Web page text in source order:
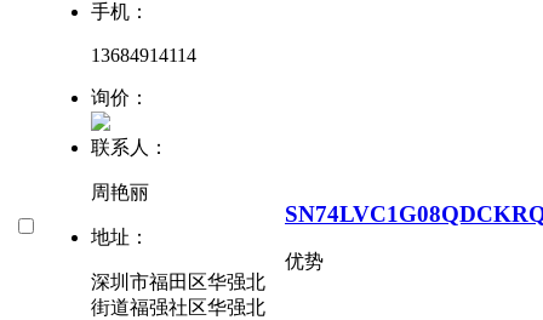
手机：
13684914114
询价：
联系人：
周艳丽
地址：
深圳市福田区华强北
街道福强社区华强北
优势